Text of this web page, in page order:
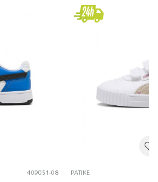
409051-08 PATIKE